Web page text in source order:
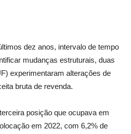
dez anos, intervalo de tempo
mudanças estruturais, duas
experimentaram alterações de
bruta de revenda.
posição que ocupava em
em 2022, com 6,2% de